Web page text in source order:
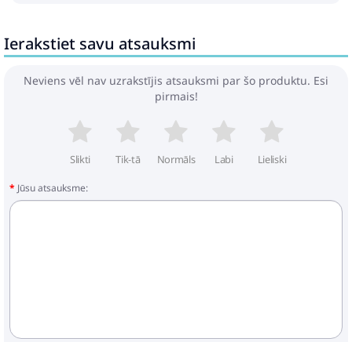
Ierakstiet savu atsauksmi
Neviens vēl nav uzrakstījis atsauksmi par šo produktu. Esi
pirmais!
Slikti Tik-tā Normāls Labi Lieliski
Jūsu atsauksme: